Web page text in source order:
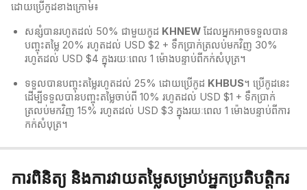
ដោយប្រើកូដខាងក្រោម៖
សន្សំបានរហូតដល់ 50% ជាមួយកូដ KHNEW ដែលអ្នកអាចទទួលបាន
បញ្ចុះតម្លៃ 20% រហូតដល់ USD $2 + ទឹកប្រាក់ត្រលប់មកវិញ 30%
រហូតដល់ USD $4 ក្នុងរយៈពេល 1 ម៉ោងបន្ទាប់ពីកក់សំបុត្រ។
ទទួលបានបញ្ចុះតម្លៃរហូតដល់ 25% ដោយប្រើកូដ KHBUS។ ប្រើកូដនេះ
ដើម្បីទទួលបានបញ្ចុះតម្លៃចាប់ពី 10% រហូតដល់ USD $1 + ទឹកប្រាក់
ត្រលប់មកវិញ 15% រហូតដល់ USD $3 ក្នុងរយៈពេល 1 ម៉ោងបន្ទាប់ពីការ
កក់សំបុត្រ។
ការពិនិត្យ និងការវាយតម្លៃសម្រាប់អ្នកប្រតិបត្តិករ